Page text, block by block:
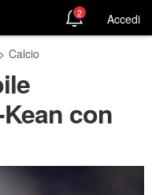
2 Accedi
> Calcio
con